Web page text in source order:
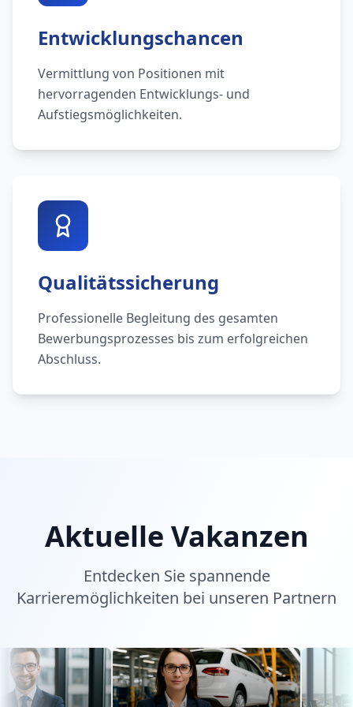
Entwicklungschancen
Vermittlung von Positionen mit
hervorragenden Entwicklungs- und
Aufstiegsmöglichkeiten.
Qualitätssicherung
Professionelle Begleitung des gesamten
Bewerbungsprozesses bis zum erfolgreichen
Abschluss.
Aktuelle Vakanzen
Entdecken Sie spannende
Karrieremöglichkeiten bei unseren Partnern